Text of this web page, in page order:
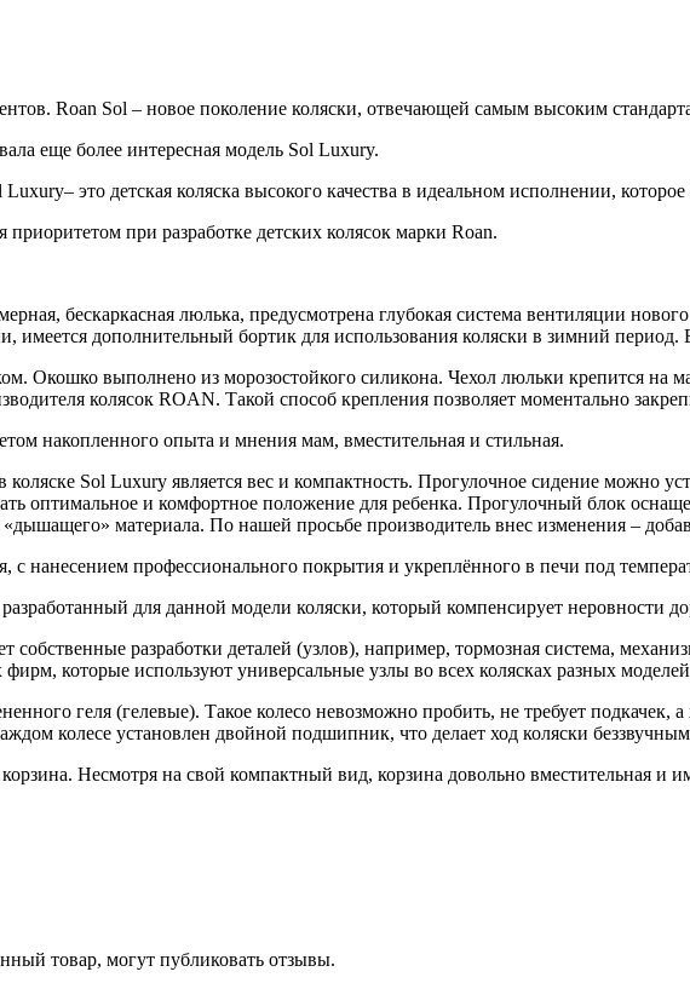
Roan Sol – новое поколение коляски, отвечающей самым высоким
еще более интересная модель Sol Luxury.
это детская коляска высокого качества в идеальном исполнении, которое
при разработке детских колясок марки Roan.
бескаркасная люлька, предусмотрена глубокая система вентиляции
имеется дополнительный бортик для использования коляски в зимний
Окошко выполнено из морозостойкого силикона. Чехол люльки крепится на
колясок ROAN. Такой способ крепления позволяет моментально
накопленного опыта и мнения мам, вместительная и стильная.
Sol Luxury является вес и компактность. Прогулочное сидение можно
оптимальное и комфортное положение для ребенка. Прогулочный блок
материала. По нашей просьбе производитель внес изменения –
с нанесением профессионального покрытия и укреплённого в печи под
для данной модели коляски, который компенсирует неровности
собственные разработки деталей (узлов), например, тормозная система,
фирм, которые используют универсальные узлы во всех колясках разных
геля (гелевые). Такое колесо невозможно пробить, не требует подкачек,
колесе установлен двойной подшипник, что делает ход коляски
Несмотря на свой компактный вид, корзина довольно вместительная и
товар, могут публиковать отзывы.